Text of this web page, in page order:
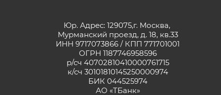
Юр. Адрес: 129075,г. Москва,
Мурманский проезд, д. 18, кв.33
ИНН 9717073866 / КПП 771701001
ОГРН 1187746958596
р/сч 40702810410000761715
к/сч 30101810145250000974
БИК 044525974
АО «ТБанк»